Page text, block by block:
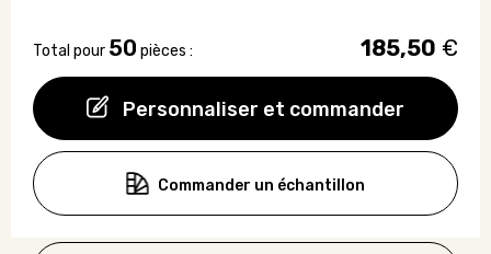
Personnaliser et commander
Total pour 50 pièces : 185,50 €
Commander un échantillon